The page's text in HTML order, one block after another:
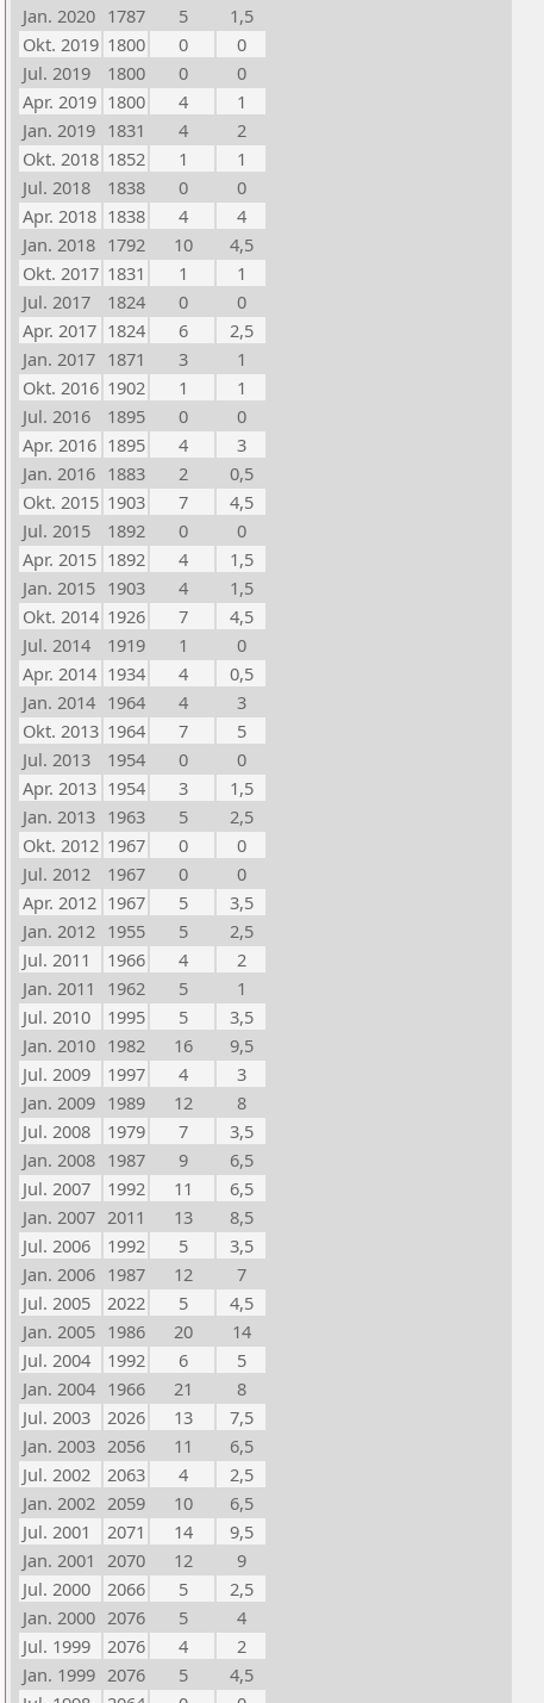
Jan. 2020 1787 5
1,5
Okt. 2019 1800 0
0
Jul. 2019
1800 0
0
Apr. 2019 1800 4
1
Jan. 2019 1831 4
2
Okt. 2018 1852 1
1
Jul. 2018
1838 0
0
Apr. 2018 1838 4
4
Jan. 2018 1792 10
4,5
Okt. 2017 1831 1
1
Jul. 2017
1824 0
0
Apr. 2017 1824 6
2,5
Jan. 2017 1871 3
1
Okt. 2016 1902 1
1
Jul. 2016
1895 0
0
Apr. 2016 1895 4
3
Jan. 2016 1883 2
0,5
Okt. 2015 1903 7
4,5
Jul. 2015
1892 0
0
Apr. 2015 1892 4
1,5
Jan. 2015 1903 4
1,5
Okt. 2014 1926 7
4,5
Jul. 2014
1919 1
0
Apr. 2014 1934 4
0,5
Jan. 2014 1964 4
3
Okt. 2013 1964 7
5
Jul. 2013
1954 0
0
Apr. 2013 1954 3
1,5
Jan. 2013 1963 5
2,5
Okt. 2012 1967 0
0
Jul. 2012
1967 0
0
Apr. 2012 1967 5
3,5
Jan. 2012 1955 5
2,5
Jul. 2011
1966 4
2
Jan. 2011
1962 5
1
Jul. 2010
1995 5
3,5
Jan. 2010 1982 16
9,5
Jul. 2009
1997 4
3
Jan. 2009 1989 12
8
Jul. 2008
1979 7
3,5
Jan. 2008 1987 9
6,5
Jul. 2007
1992 11
6,5
Jan. 2007 2011 13
8,5
Jul. 2006
1992 5
3,5
Jan. 2006 1987 12
7
Jul. 2005
2022 5
4,5
Jan. 2005 1986 20
14
Jul. 2004
1992 6
5
Jan. 2004 1966 21
8
Jul. 2003
2026 13
7,5
Jan. 2003 2056 11
6,5
Jul. 2002
2063 4
2,5
Jan. 2002 2059 10
6,5
Jul. 2001
2071 14
9,5
Jan. 2001 2070 12
9
Jul. 2000
2066 5
2,5
Jan. 2000 2076 5
4
Jul. 1999
2076 4
2
Jan. 1999 2076 5
4,5